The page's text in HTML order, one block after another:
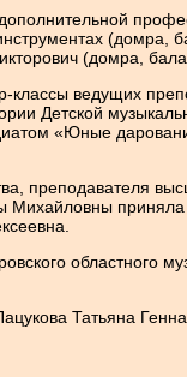
(домра,
ведущих
Детской
«Юные
преподавателя
областного
Татьяна